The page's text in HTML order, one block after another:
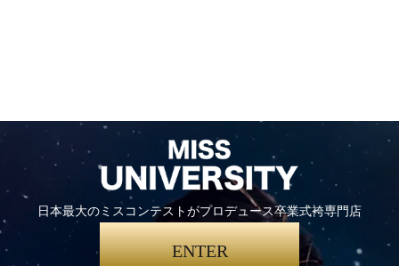
日本最大のミスコンテストがプロデュース卒業式袴専門店
ENTER